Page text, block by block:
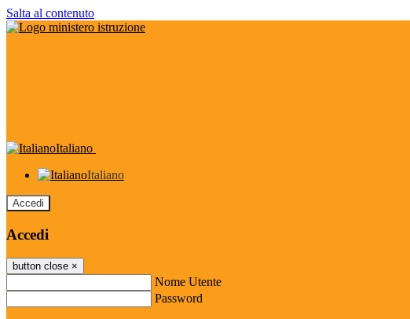
Salta al contenuto
Italiano
Italiano
Accedi
Accedi
button close ×
Nome Utente
Password